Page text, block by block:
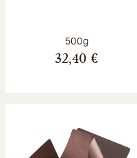
Poids net :
500g
32,40 €